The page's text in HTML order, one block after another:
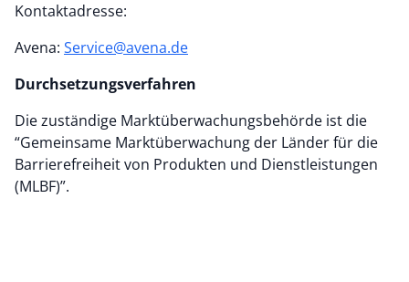
Kontaktadresse:
Avena: Service@avena.de
Durchsetzungsverfahren
Die zuständige Marktüberwachungsbehörde ist die
“Gemeinsame Marktüberwachung der Länder für die
Barrierefreiheit von Produkten und Dienstleistungen
(MLBF)”.